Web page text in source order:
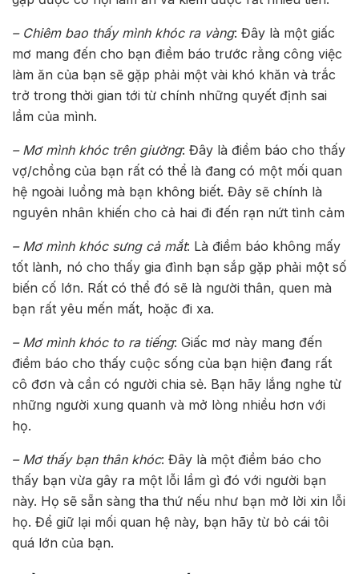
– Chiêm bao thấy mình khóc ra vàng: Đây là một giấc
mơ mang đến cho bạn điềm báo trước rằng công việc
làm ăn của bạn sẽ gặp phải một vài khó khăn và trắc
trở trong thời gian tới từ chính những quyết định sai
lầm của mình.
– Mơ mình khóc trên giường: Đây là điềm báo cho thấy
vợ/chồng của bạn rất có thể là đang có một mối quan
hệ ngoài luồng mà bạn không biết. Đây sẽ chính là
nguyên nhân khiến cho cả hai đi đến rạn nứt tình cảm
– Mơ mình khóc sưng cả mắt: Là điềm báo không mấy
tốt lành, nó cho thấy gia đình bạn sắp gặp phải một số
biến cố lớn. Rất có thể đó sẽ là người thân, quen mà
bạn rất yêu mến mất, hoặc đi xa.
– Mơ mình khóc to ra tiếng: Giấc mơ này mang đến
điềm báo cho thấy cuộc sống của bạn hiện đang rất
cô đơn và cần có người chia sẻ. Bạn hãy lắng nghe từ
những người xung quanh và mở lòng nhiều hơn với
họ.
– Mơ thấy bạn thân khóc: Đây là một điềm báo cho
thấy bạn vừa gây ra một lỗi lầm gì đó với người bạn
này. Họ sẽ sẵn sàng tha thứ nếu như bạn mở lời xin lỗi
họ. Để giữ lại mối quan hệ này, bạn hãy từ bỏ cái tôi
quá lớn của bạn.